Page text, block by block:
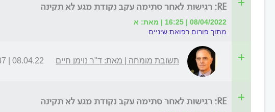
RE: רגישות לאחר סתימה עקב נקודת מגע לא תקינה
08/04/2022 | 16:25 | מאת: א
מתוך פורום רפואת שיניים
תשובת מומחה | מאת: ד"ר נוימן חיים 08.04.22 | 16:37
RE: רגישות לאחר סתימה עקב נקודת מגע לא תקינה